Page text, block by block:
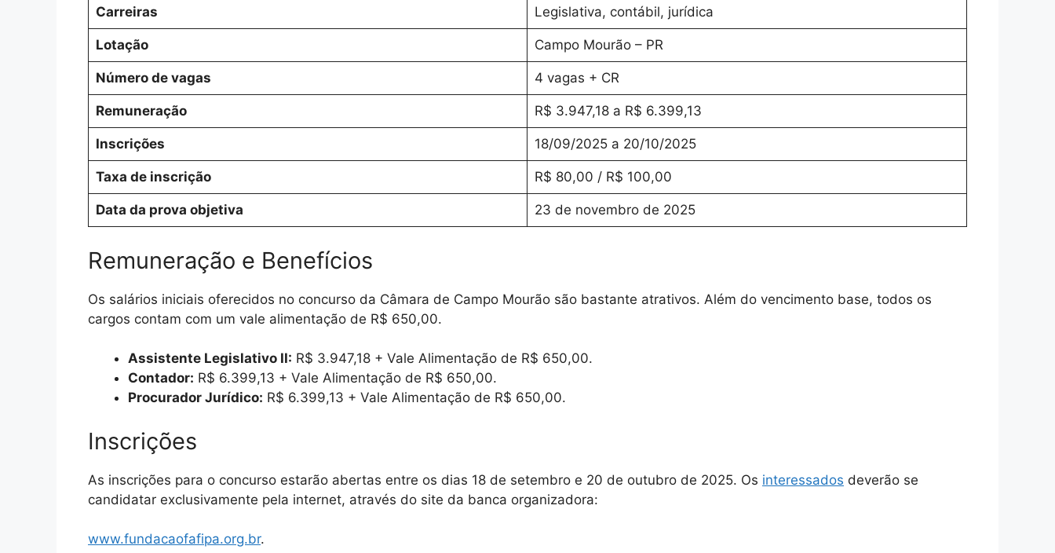
Carreiras Legislativa, contábil, jurídica
Lotação Campo Mourão – PR
Número de vagas 4 vagas + CR
Remuneração R$ 3.947,18 a R$ 6.399,13
Inscrições 18/09/2025 a 20/10/2025
Taxa de inscrição R$ 80,00 / R$ 100,00
Data da prova objetiva 23 de novembro de 2025
Remuneração e Benefícios
Os salários iniciais oferecidos no concurso da Câmara de Campo Mourão são bastante atrativos. Além do vencimento base, todos os
cargos contam com um vale alimentação de R$ 650,00.
Assistente Legislativo II: R$ 3.947,18 + Vale Alimentação de R$ 650,00.
Contador: R$ 6.399,13 + Vale Alimentação de R$ 650,00.
Procurador Jurídico: R$ 6.399,13 + Vale Alimentação de R$ 650,00.
Inscrições
As inscrições para o concurso estarão abertas entre os dias 18 de setembro e 20 de outubro de 2025. Os interessados deverão se
candidatar exclusivamente pela internet, através do site da banca organizadora:
www.fundacaofafipa.org.br.